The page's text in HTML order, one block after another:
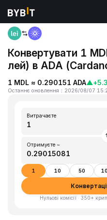
Головна
Конвертувати 1
лей) в ADA
1 MDL ≈ 0.290151 ADA▲
Останнє оновлення ： 2026/08/07
Витрачаєте
Отримуєте ~
1 10 50
Нульові комісії · 350+